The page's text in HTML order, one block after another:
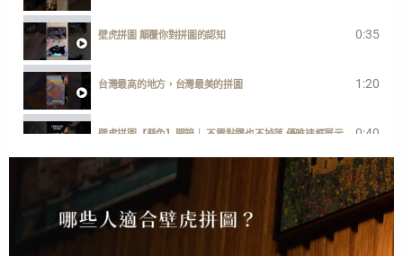
壁虎拼圖 顛覆你對拼圖的認知 0:35
台灣最高的地方，台灣最美的拼圖 1:20
壁虎拼圖【葵兔】開箱｜ 不需黏膠也不掉落 優雅裱框展示 0:40
一分鐘開箱【歡迎回家】快樂小狗勾 1:00
GECKO POWER PUZZLE ENGLISH DEMONSTRATION 2:38